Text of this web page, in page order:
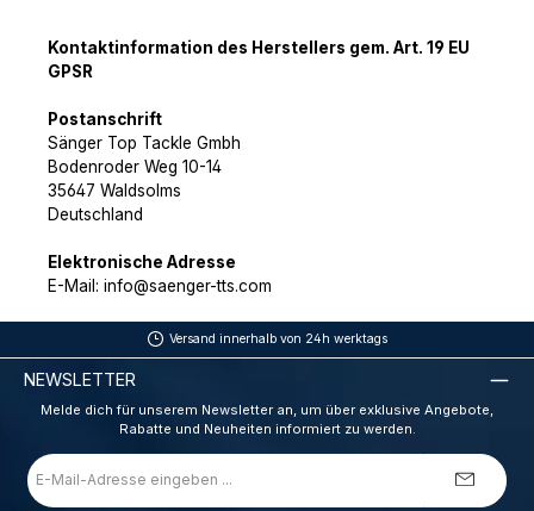
Kontaktinformation des Herstellers gem. Art. 19 EU
GPSR
Postanschrift
Sänger Top Tackle Gmbh
Bodenroder Weg 10-14
35647 Waldsolms
Deutschland
Elektronische Adresse
E-Mail: info@saenger-tts.com
Versand innerhalb von 24h werktags
NEWSLETTER
Melde dich für unserem Newsletter an, um über exklusive Angebote,
Rabatte und Neuheiten informiert zu werden.
E-
Mail-
Adresse